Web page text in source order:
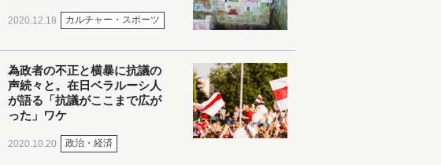
2020.12.18 カルチャー・スポーツ
為政者の不正と横暴に抗議の
声続々と。在日ベラルーシ人
が語る「抗議がここまで広が
った」ワケ
2020.10.20 政治・経済